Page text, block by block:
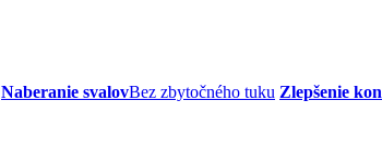
Naberanie svalovBez zbytočného tuku Zlepšenie